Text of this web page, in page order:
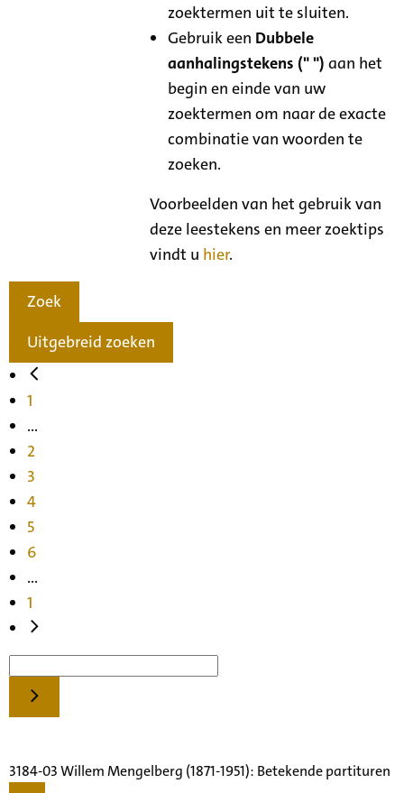
zoektermen uit te sluiten.
Gebruik een Dubbele
aanhalingstekens (" ") aan het
begin en einde van uw
zoektermen om naar de exacte
combinatie van woorden te
zoeken.
Voorbeelden van het gebruik van
deze leestekens en meer zoektips
vindt u hier.
Zoek
Uitgebreid zoeken
1
...
2
3
4
5
6
...
1
3184-03 Willem Mengelberg (1871-1951): Betekende partituren